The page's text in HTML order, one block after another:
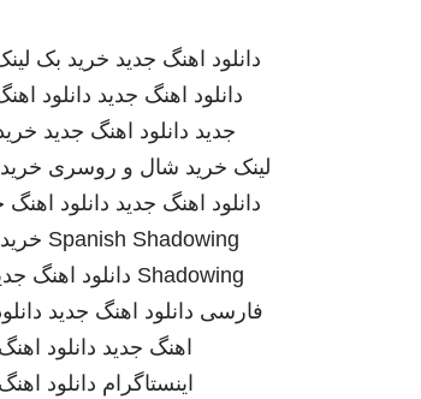
دانلود اهنگ جدید خرید بک
دانلود اهنگ جدید دانلود
جدید دانلود اهنگ جدید
لینک خرید شال و روسری
دانلود اهنگ جدید دانلود اهنگ
Spanish Shadowing
Shadowing دانلود اهنگ
فارسی دانلود اهنگ جدید
اهنگ جدید دانلود
اینستاگرام دانلود